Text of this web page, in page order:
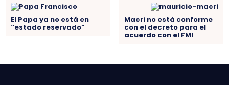
El Papa ya no está en
“estado reservado”
Macri no está conforme
con el decreto para el
acuerdo con el FMI